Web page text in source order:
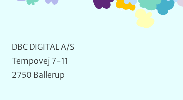
DBC DIGITAL A/S
Tempovej 7-11
2750 Ballerup